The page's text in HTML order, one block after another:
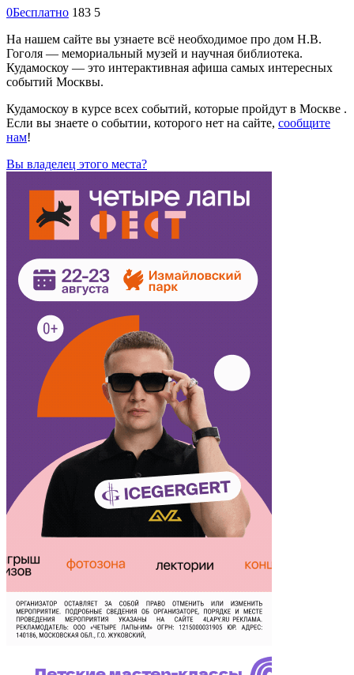
0Бесплатно 183 5
На нашем сайте вы узнаете всё необходимое про дом Н.В.
Гоголя — мемориальный музей и научная библиотека.
Кудамоскоу — это интерактивная афиша самых интересных
событий Москвы.
Кудамоскоу в курсе всех событий, которые пройдут в Москве .
Если вы знаете о событии, которого нет на сайте, сообщите
нам!
Вы владелец этого места?